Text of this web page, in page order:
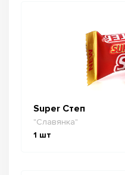
Super Степ
"Славянка"
1 шт